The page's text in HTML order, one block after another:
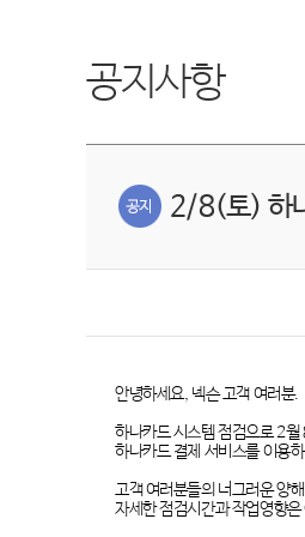
공지사항
2/8(토) 하
안녕하세요, 넥슨 고객 여러분.
하나카드 시스템 점검으로2월
하나카드 결제 서비스를 이용
고객 여러분들의 너그러운 양
자세한 점검시간과 작업영향